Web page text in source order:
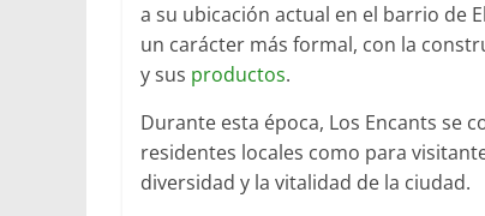
a su ubicación actual en el barrio de
un carácter más formal, con la
y sus productos.
Durante esta época, Los Encants
residentes locales como para
diversidad y la vitalidad de la ciudad.